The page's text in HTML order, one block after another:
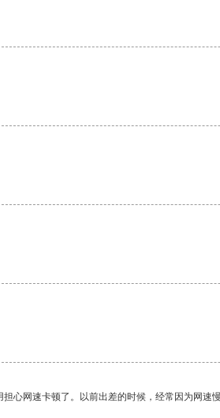
网速卡顿了。以前出差的时候，经常因为网速